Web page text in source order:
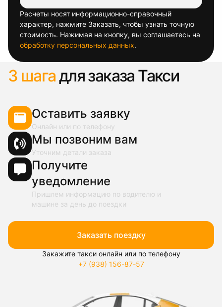
Расчеты носят информационно-справочный
характер, нажмите Заказать, чтобы узнать точную
стоимость. Нажимая на кнопку, вы соглашаетесь на
обработку персональных данных.
3 шагадля заказа Такси
Оставить заявку
Онлайн или по телефону
Мы позвоним вам
Уточним детали заказа
Получите
уведомление
Пришлем информацию по водителю и
машине за день до поездки
Заказать поездку
Закажите такси онлайн или по телефону
+7 (938) 156-87-57